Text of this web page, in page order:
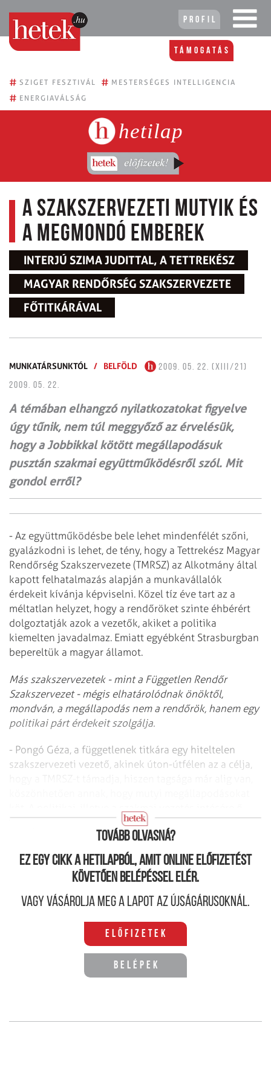
Profil
Támogatás
# SZIGET FESZTIVÁL # MESTERSÉGES INTELLIGENCIA
# ENERGIAVÁLSÁG
hetilap
A szakszervezeti mutyik és
a megmondó emberek
INTERJÚ SZIMA JUDITTAL, A TETTREKÉSZ
MAGYAR RENDŐRSÉG SZAKSZERVEZETE
FŐTITKÁRÁVAL
MUNKATÁRSUNKTÓL / BELFÖLD
2009. 05. 22. (XIII/21)
2009. 05. 22.
A témában elhangzó nyilatkozatokat figyelve
úgy tűnik, nem túl meggyőző az érvelésük,
hogy a Jobbikkal kötött megállapodásuk
pusztán szakmai együttműködésről szól. Mit
gondol erről?
- Az együttműködésbe bele lehet mindenfélét szőni,
gyalázkodni is lehet, de tény, hogy a Tettrekész Magyar
Rendőrség Szakszervezete (TMRSZ) az Alkotmány által
kapott felhatalmazás alapján a munkavállalók
érdekeit kívánja képviselni. Közel tíz éve tart az a
méltatlan helyzet, hogy a rendőröket szinte éhbérért
dolgoztatják azok a vezetők, akiket a politika
kiemelten javadalmaz. Emiatt egyébként Strasburgban
bepereltük a magyar államot.
Más szakszervezetek - mint a Független Rendőr
Szakszervezet - mégis elhatárolódnak önöktől,
mondván, a megállapodás nem a rendőrök, hanem egy
politikai párt érdekeit szolgálja.
- Pongó Géza, a függetlenek titkára egy hiteltelen
szakszervezeti vezető, akinek úton-útfélen az a célja,
amolyan „megmondó" ember szokott lenni.
Tovább olvasná?
Ez egy cikk a hetilapból, amit online előfizetést
követően belépéssel elér.
Vagy vásárolja meg a lapot az újságárusoknál.
Előfizetek
Belépek